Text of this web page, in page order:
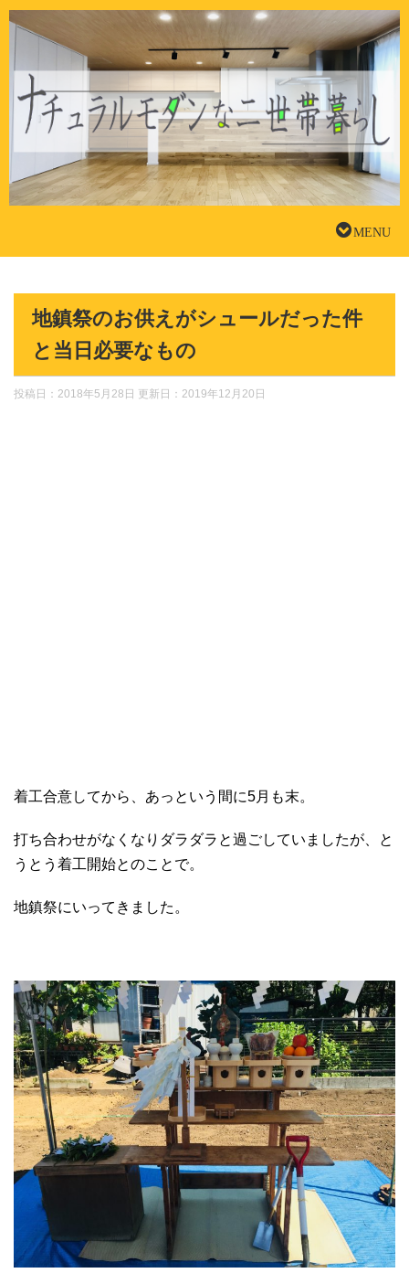
地鎮祭のお供えがシュールだった件
と当日必要なもの
投稿日：2018年5月28日 更新日： 2019年12月20日
着工合意してから、あっという間に5月も末。
打ち合わせがなくなりダラダラと過ごしていましたが、と
うとう着工開始とのことで。
地鎮祭にいってきました。